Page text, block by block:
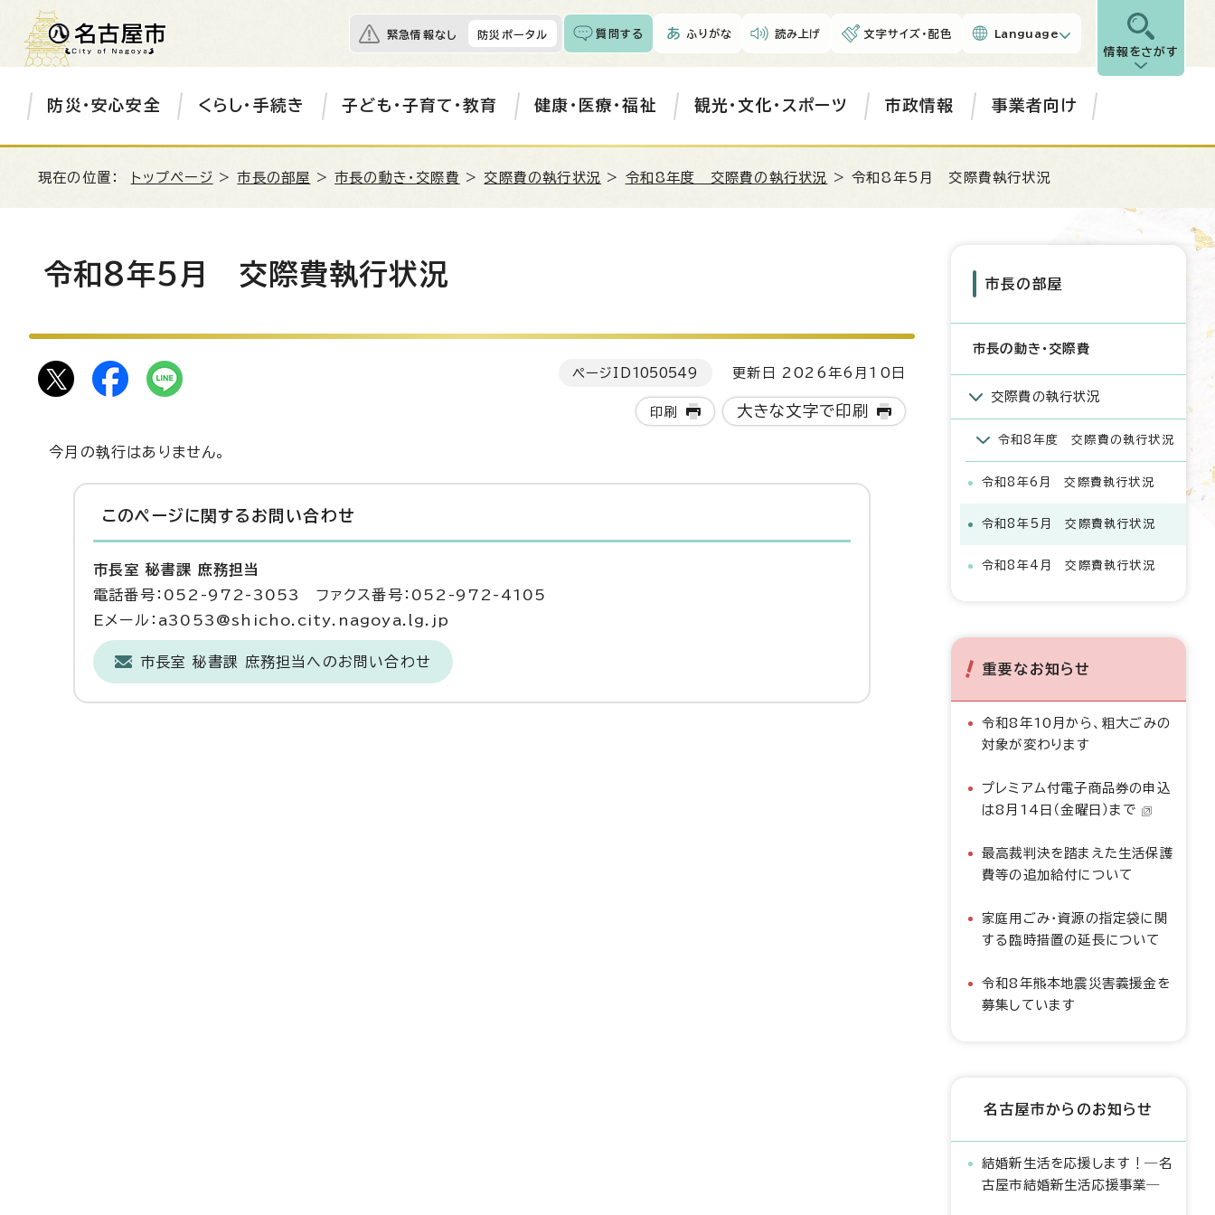
緊急情報なし 防災ポータル 質問する ふりがな 読み上げ 文字サイズ・配色 Language
情報をさがす
防災・安心安全 くらし・手続き 子ども・子育て・教育 健康・医療・福祉 観光・文化・スポーツ 市政情報 事業者向け
現在の位置： トップページ >市長の部屋 >市長の動き・交際費 > 交際費の執行状況 > 令和8年度 交際費の執行状況 > 令和8年5月 交際費執行状況
令和8年5月 交際費執行状況
ページID 1050549 更新日 2026年6月10日
印刷 大きな文字で印刷
今月の執行はありません。
このページに関する お問い合わせ
市長室 秘書課 庶務担当
電話番号：052-972-3053 ファクス番号：052-972-4105
Eメール：a3053@shicho.city.nagoya.lg.jp
市長室 秘書課 庶務担当へのお問い合わせ
市長の部屋
市長の動き・交際費
交際費の執行状況
令和8年度 交際費の執行状況
令和8年6月 交際費執行状況
令和8年5月 交際費執行状況
令和8年4月 交際費執行状況
重要なお知らせ
令和8年10月から、粗大ごみの
対象が変わります
プレミアム付電子商品券の申込
は8月14日（金曜日）まで
最高裁判決を踏まえた生活保護
費等の追加給付について
家庭用ごみ・資源の指定袋に関
する臨時措置の延長について
令和8年熊本地震災害義援金を
募集しています
名古屋市からのお知らせ
結婚新生活を応援します！―名
古屋市結婚新生活応援事業―